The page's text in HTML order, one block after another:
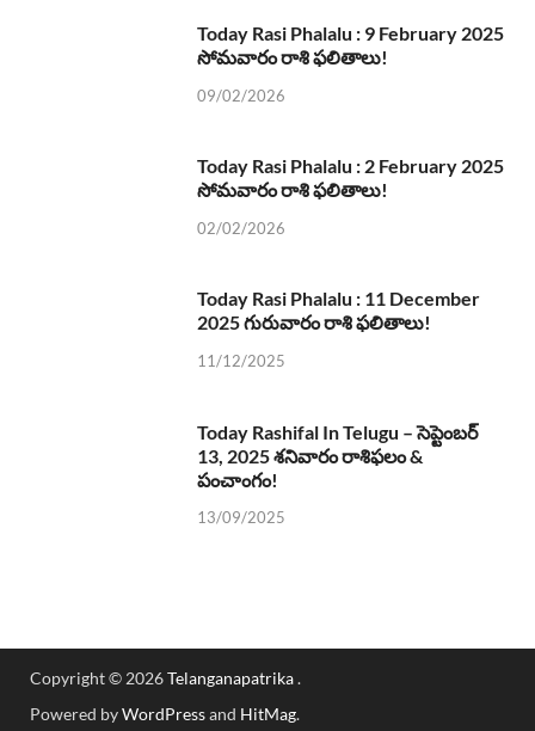
Today Rasi Phalalu : 9 February 2025
సోమవారం రాశి ఫలితాలు!
09/02/2026
Today Rasi Phalalu : 2 February 2025
సోమవారం రాశి ఫలితాలు!
02/02/2026
Today Rasi Phalalu : 11 December
2025 గురువారం రాశి ఫలితాలు!
11/12/2025
Today Rashifal In Telugu – సెప్టెంబర్
13, 2025 శనివారం రాశిఫలం &
పంచాంగం!
13/09/2025
Copyright © 2026Telanganapatrika.
Powered byWordPressand HitMag.